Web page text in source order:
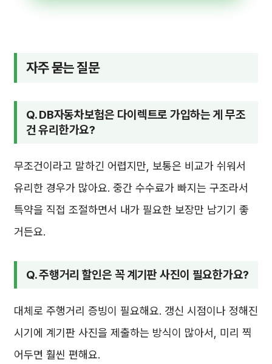
자주 묻는 질문
Q. DB자동차보험은 다이렉트로 가입하는 게 무조
건 유리한가요?
무조건이라고 말하긴 어렵지만, 보통은 비교가 쉬워서
유리한 경우가 많아요. 중간 수수료가 빠지는 구조라서
특약을 직접 조절하면서 내가 필요한 보장만 남기기 좋
거든요.
Q. 주행거리 할인은 꼭 계기판 사진이 필요한가요?
대체로 주행거리 증빙이 필요해요. 갱신 시점이나 정해진
시기에 계기판 사진을 제출하는 방식이 많아서, 미리 찍
어두면 훨씬 편해요.